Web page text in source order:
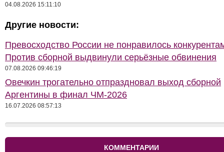
04.08.2026 15:11:10
Другие новости:
Превосходство России не понравилось
Против сборной выдвинули серьёзные обвинения
07.08.2026 09:46:19
Овечкин трогательно отпраздновал выход сборной
Аргентины в финал ЧМ-2026
16.07.2026 08:57:13
КОММЕНТАРИИ